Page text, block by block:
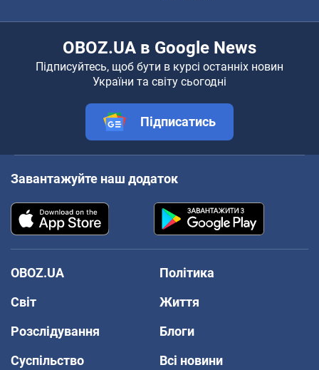
OBOZ.UA в Google News
Підписуйтесь, щоб бути в курсі останніх новин
України та світу сьогодні
Підписатись
Завантажуйте наш додаток
OBOZ.UA
Політика
Світ
Життя
Розслідування
Блоги
Суспільство
Всі новини